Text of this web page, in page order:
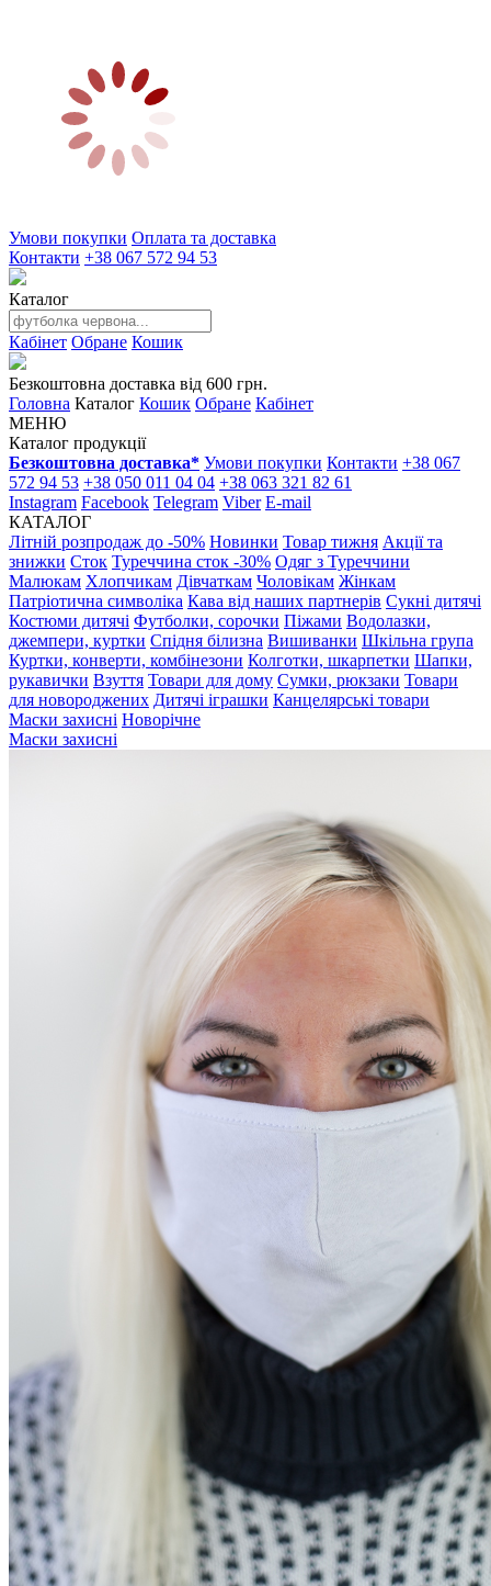
Умови покупки Оплата та доставка
Контакти +38 067 572 94 53
Каталог
Кабінет Обране Кошик
Безкоштовна доставка від 600 грн.
Головна Каталог Кошик Обране Кабінет
МЕНЮ
Каталог продукції
Безкоштовна доставка* Умови покупки Контакти +38 067
572 94 53 +38 050 011 04 04 +38 063 321 82 61
Instagram Facebook Telegram Viber E-mail
КАТАЛОГ
Літній розпродаж до -50% Новинки Товар тижня Акції та
знижки Сток Туреччина сток -30% Одяг з Туреччини
Малюкам Хлопчикам Дівчаткам Чоловікам Жінкам
Патріотична символіка Кава від наших партнерів Сукні дитячі
Костюми дитячі Футболки, сорочки Піжами Водолазки,
джемпери, куртки Спідня білизна Вишиванки Шкільна група
Куртки, конверти, комбінезони Колготки, шкарпетки Шапки,
рукавички Взуття Товари для дому Сумки, рюкзаки Товари
для новороджених Дитячі іграшки Канцелярські товари
Маски захисні Новорічне
Маски захисні